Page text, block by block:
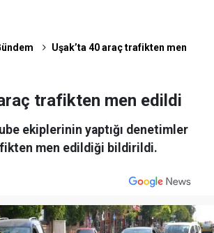
Uşak’ta 40 araç trafikten men
trafikten men edildi
ekiplerinin yaptığı denetimler
men edildiği bildirildi.